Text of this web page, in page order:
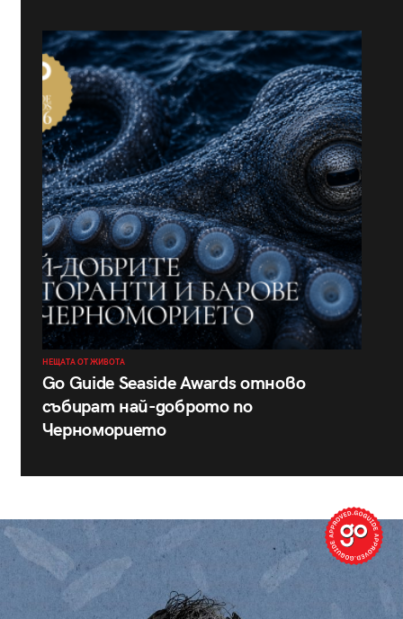
НЕЩАТА ОТ ЖИВОТА
Go Guide Seaside Awards отново
събират най-доброто по
Черноморието